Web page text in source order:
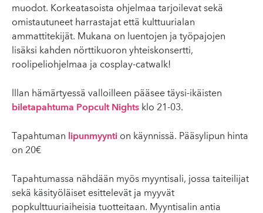
muodot. Korkeatasoista ohjelmaa tarjoilevat sekä
omistautuneet harrastajat että kulttuurialan
ammattitekijät. Mukana on luentojen ja työpajojen
lisäksi kahden nörttikuoron yhteiskonsertti,
roolipeliohjelmaa ja cosplay-catwalk!
lllan hämärtyessä valloilleen pääsee täysi-ikäisten
biletapahtuma Popcult Nights klo 21-03.
Tapahtuman lipunmyynti on käynnissä. Pääsylipun hinta
on 20€
Tapahtumassa nähdään myös myyntisali, jossa taiteilijat
sekä käsityöläiset esittelevät ja myyvät
popkulttuuriaiheisia tuotteitaan. Myyntisalin antia